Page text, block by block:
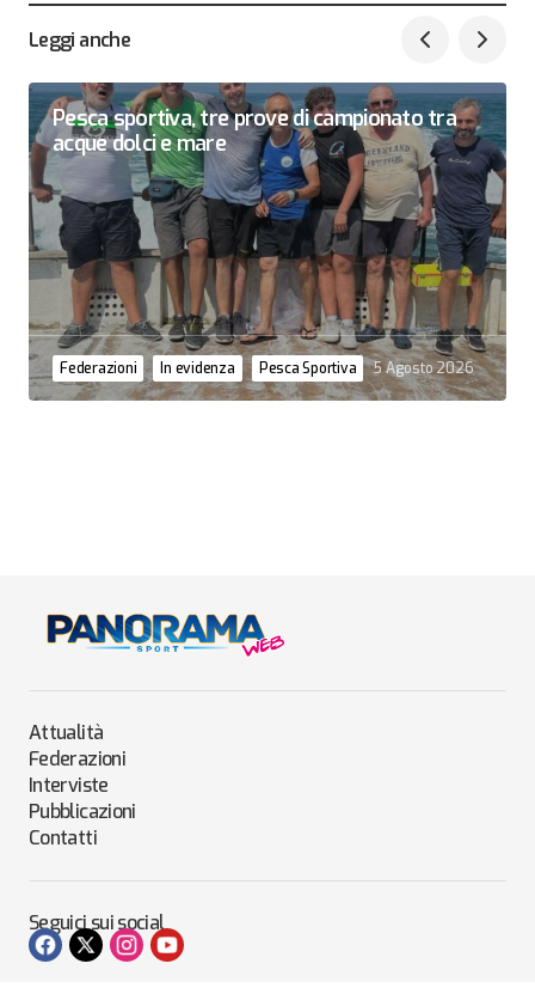
Leggi anche
Pesca sportiva, tre prove di campionato tra
acque dolci e mare
Federazioni In evidenza Pesca Sportiva 5 Agosto 2026
Attualità
Federazioni
Interviste
Pubblicazioni
Contatti
Seguici sui social